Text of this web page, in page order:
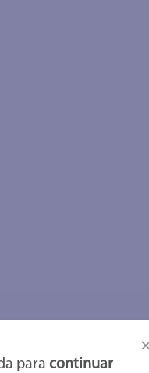
para continuar